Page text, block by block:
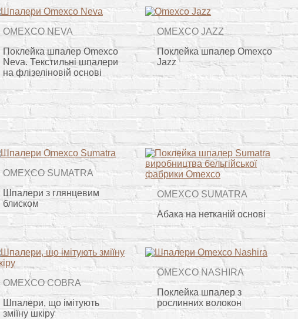
OMEXCO NEVA
Поклейка шпалер Omexco
Neva. Текстильні шпалери
на флізеліновій основі
OMEXCO JAZZ
Поклейка шпалер Omexco
Jazz
OMEXCO SUMATRA
Шпалери з глянцевим
блиском
OMEXCO SUMATRA
Абака на нетканій основі
OMEXCO COBRA
Шпалери, що імітують
зміїну шкіру
OMEXCO NASHIRA
Поклейка шпалер з
рослинних волокон